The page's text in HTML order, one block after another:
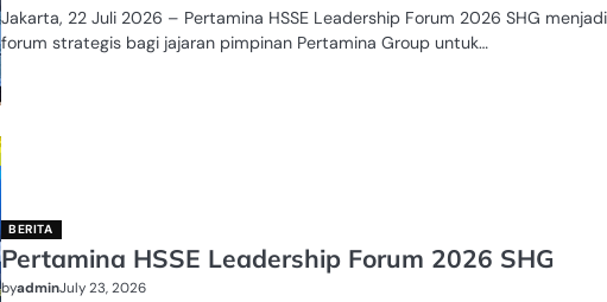
Jakarta, 22 Juli 2026 – Pertamina HSSE Leadership Forum 2026 SHG menjadi
forum strategis bagi jajaran pimpinan Pertamina Group untuk…
BERITA
Pertamina HSSE Leadership Forum 2026 SHG
byadminJuly 23, 2026